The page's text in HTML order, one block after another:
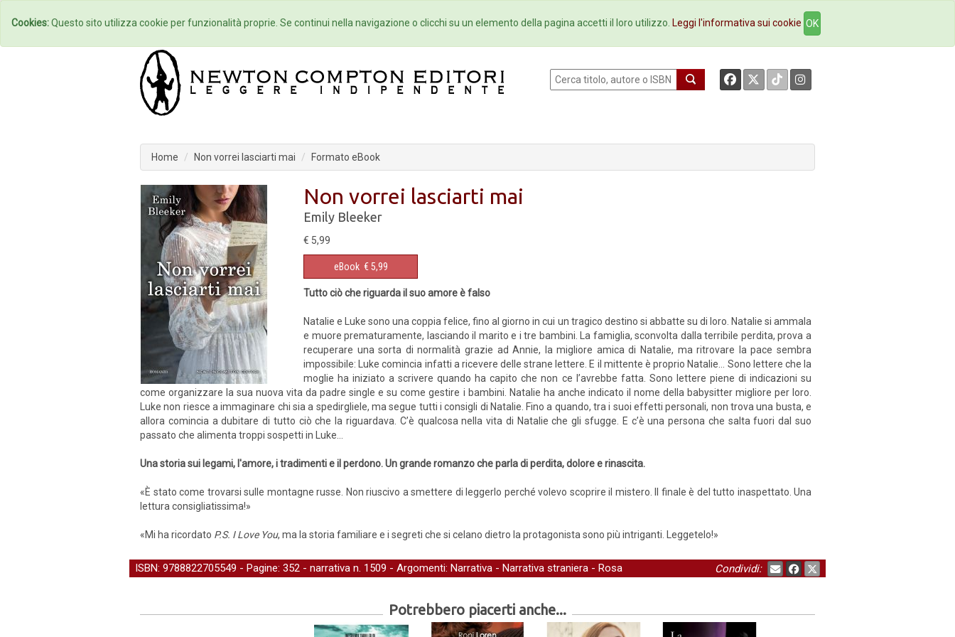
Home Autori Eventi Collane Newsletter Ebookstore Contatti
Home Non vorrei lasciarti mai Formato eBook
Non vorrei lasciarti mai
Emily Bleeker
€ 5,99
eBook € 5,99
Tutto ciò che riguarda il suo amore è falso
Natalie e Luke sono una coppia felice, fino al giorno in cui un tragico destino si abbatte su di loro. Natalie si ammala
e muore prematuramente, lasciando il marito e i tre bambini. La famiglia, sconvolta dalla terribile perdita, prova a
recuperare una sorta di normalità grazie ad Annie, la migliore amica di Natalie, ma ritrovare la pace sembra
impossibile: Luke comincia infatti a ricevere delle strane lettere. E il mittente è proprio Natalie… Sono lettere che la
moglie ha iniziato a scrivere quando ha capito che non ce l’avrebbe fatta. Sono lettere piene di indicazioni su
come organizzare la sua nuova vita da padre single e su come gestire i bambini. Natalie ha anche indicato il nome della babysitter migliore per loro.
Luke non riesce a immaginare chi sia a spedirgliele, ma segue tutti i consigli di Natalie. Fino a quando, tra i suoi effetti personali, non trova una busta, e
allora comincia a dubitare di tutto ciò che la riguardava. C’è qualcosa nella vita di Natalie che gli sfugge. E c’è una persona che salta fuori dal suo
passato che alimenta troppi sospetti in Luke…
Una storia sui legami, l'amore, i tradimenti e il perdono. Un grande romanzo che parla di perdita, dolore e rinascita.
«È stato come trovarsi sulle montagne russe. Non riuscivo a smettere di leggerlo perché volevo scoprire il mistero. Il finale è del tutto inaspettato. Una
lettura consigliatissima!»
«Mi ha ricordato P.S. I Love You, ma la storia familiare e i segreti che si celano dietro la protagonista sono più intriganti. Leggetelo!»
ISBN: 9788822705549 - Pagine: 352 - narrativa n. 1509 - Argomenti: Narrativa - Narrativa straniera - Rosa Condividi:
Potrebbero piacerti anche...
Cookies:Questo sito utilizza cookie per funzionalità proprie. Se continui nella navigazione o clicchi su un elemento della pagina accetti il loro utilizzo. Leggi l'informativa sui cookie OK